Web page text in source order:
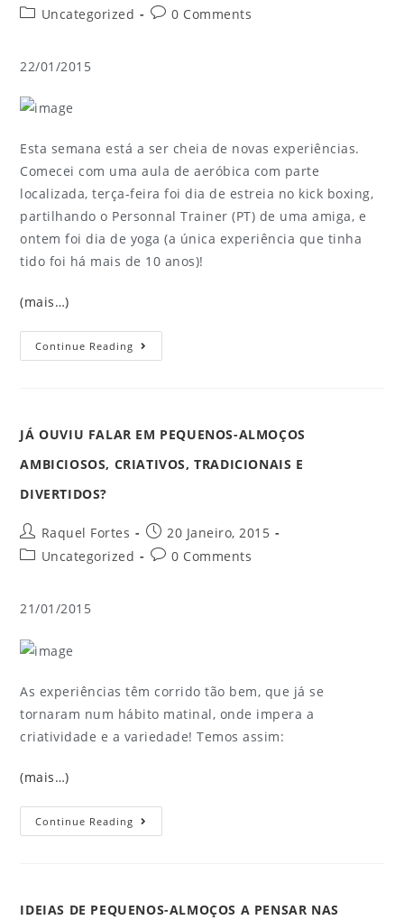
Uncategorized
0 Comments
22/01/2015
Esta semana está a ser cheia de novas experiências.
Comecei com uma aula de aeróbica com parte
localizada, terça-feira foi dia de estreia no kick boxing,
partilhando o Personnal Trainer (PT) de uma amiga, e
ontem foi dia de yoga (a única experiência que tinha
tido foi há mais de 10 anos)!
(mais…)
Continue Reading
JÁ OUVIU FALAR EM PEQUENOS-ALMOÇOS
AMBICIOSOS, CRIATIVOS, TRADICIONAIS E
DIVERTIDOS?
Raquel Fortes
20 Janeiro, 2015
Uncategorized
0 Comments
21/01/2015
As experiências têm corrido tão bem, que já se
tornaram num hábito matinal, onde impera a
criatividade e a variedade! Temos assim:
(mais…)
Continue Reading
IDEIAS DE PEQUENOS-ALMOÇOS A PENSAR NAS